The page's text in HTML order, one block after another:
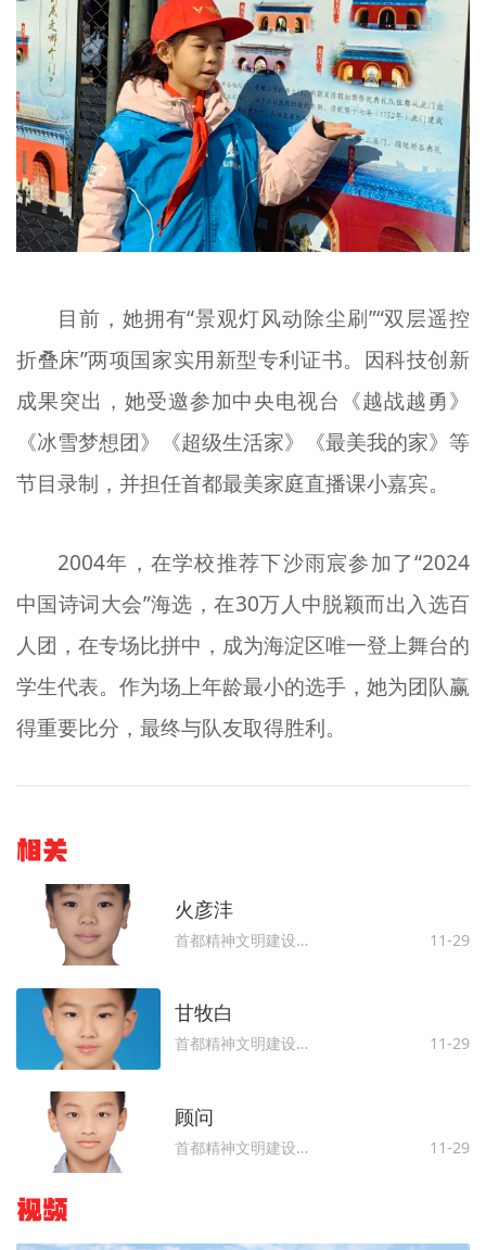
目前，她拥有“景观灯风动除尘刷”“双层遥控
折叠床”两项国家实用新型专利证书。因科技创新
成果突出，她受邀参加中央电视台《越战越勇》
《冰雪梦想团》《超级生活家》《最美我的家》等
节目录制，并担任首都最美家庭直播课小嘉宾。
2004年，在学校推荐下沙雨宸参加了“2024
中国诗词大会”海选，在30万人中脱颖而出入选百
人团，在专场比拼中，成为海淀区唯一登上舞台的
学生代表。作为场上年龄最小的选手，她为团队赢
得重要比分，最终与队友取得胜利。
相关
火彦沣
首都精神文明建设委员会办公室 11-29
甘牧白
首都精神文明建设委员会办公室 11-29
顾问
首都精神文明建设委员会办公室 11-29
视频